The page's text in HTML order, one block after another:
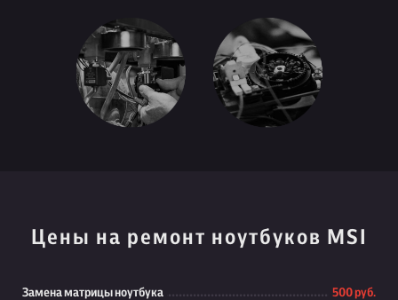
Цены на ремонт ноутбуков MSI
Замена матрицы ноутбука 500 руб.